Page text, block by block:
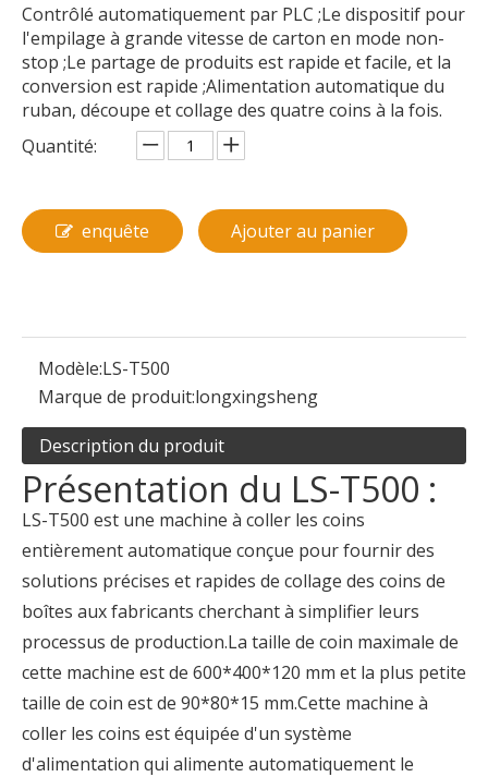
Contrôlé automatiquement par PLC ;Le dispositif pour
l'empilage à grande vitesse de carton en mode non-
stop ;Le partage de produits est rapide et facile, et la
conversion est rapide ;Alimentation automatique du
ruban, découpe et collage des quatre coins à la fois.
Quantité:
enquête Ajouter au panier
Modèle:LS-T500
Marque de produit:longxingsheng
Description du produit
Présentation du LS-T500 :
LS-T500 est une machine à coller les coins
entièrement automatique conçue pour fournir des
solutions précises et rapides de collage des coins de
boîtes aux fabricants cherchant à simplifier leurs
processus de production.La taille de coin maximale de
cette machine est de 600*400*120 mm et la plus petite
taille de coin est de 90*80*15 mm.Cette machine à
coller les coins est équipée d'un système
d'alimentation qui alimente automatiquement le